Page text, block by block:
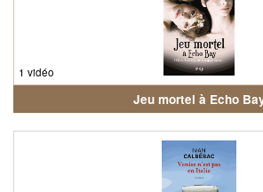
1 vidéo
Jeu mortel à Echo